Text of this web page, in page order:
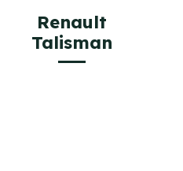
Renault
Talisman